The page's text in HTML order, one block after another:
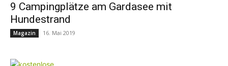
9 Campingplätze am Gardasee mit
Hundestrand
Magazin 16. Mai 2019